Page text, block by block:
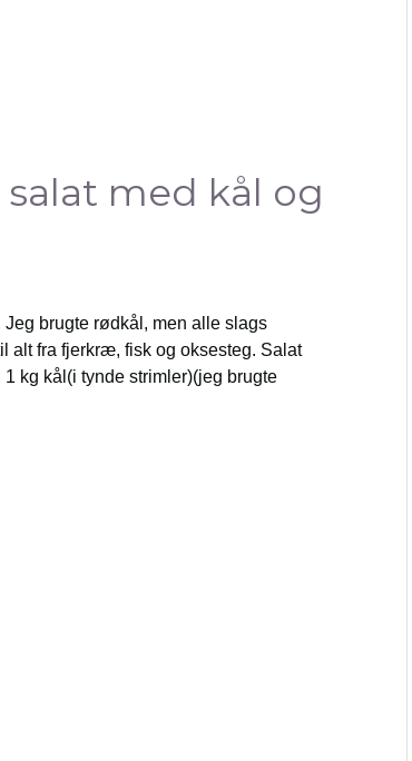
med kål og
brugte rødkål, men alle slags
alt fra fjerkræ, fisk og oksesteg. Salat
kg kål(i tynde strimler)(jeg brugte